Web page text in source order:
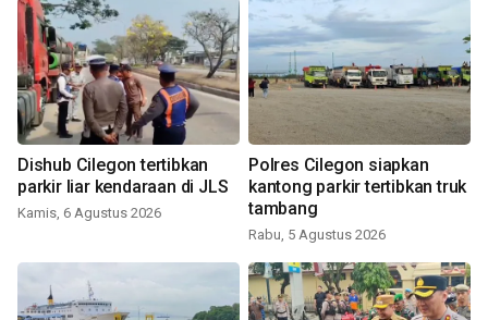
Dishub Cilegon tertibkan
parkir liar kendaraan di JLS
Kamis, 6 Agustus 2026
Polres Cilegon siapkan
kantong parkir tertibkan truk
tambang
Rabu, 5 Agustus 2026